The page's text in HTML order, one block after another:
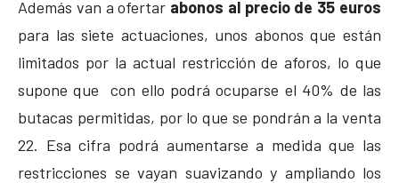
Además van a ofertar abonos al precio de 35 euros
para las siete actuaciones, unos abonos que están
limitados por la actual restricción de aforos, lo que
supone que con ello podrá ocuparse el 40% de las
butacas permitidas, por lo que se pondrán a la venta
22. Esa cifra podrá aumentarse a medida que las
restricciones se vayan suavizando y ampliando los